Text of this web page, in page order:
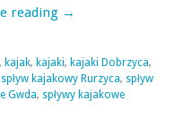
reading →
, kajak, kajaki, kajaki Dobrzyca,
spływ kajakowy Rurzyca, spływ
Gwda, spływy kajakowe